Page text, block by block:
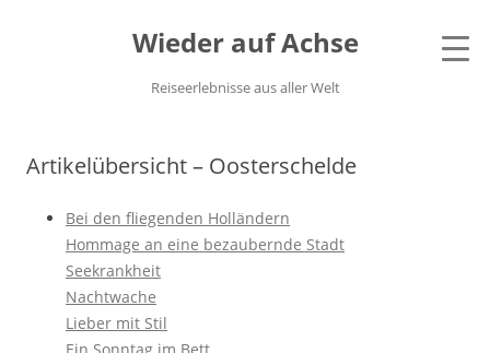
Wieder auf Achse
Reiseerlebnisse aus aller Welt
Artikelübersicht – Oosterschelde
Bei den fliegenden Holländern
Hommage an eine bezaubernde Stadt
Seekrankheit
Nachtwache
Lieber mit Stil